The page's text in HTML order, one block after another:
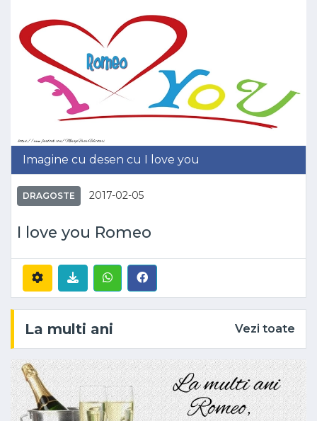
Imagine cu desen cu I love you
DRAGOSTE 2017-02-05
I love you Romeo
La multi ani Vezi toate